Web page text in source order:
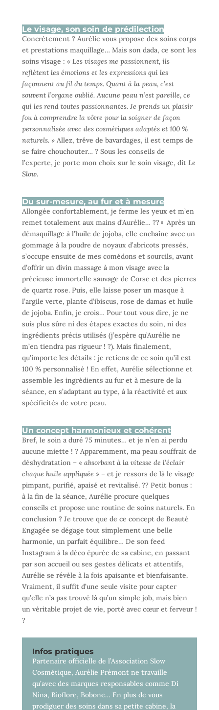
Le visage, son soin de prédilection
Concrètement ? Aurélie vous propose des soins corps
et prestations maquillage… Mais son dada, ce sont les
soins visage : « Les visages me passionnent, ils
reflètent les émotions et les expressions qui les
façonnent au fil du temps. Quant à la peau, c’est
souvent l’organe oublié. Aucune peau n’est pareille, ce
qui les rend toutes passionnantes. Je prends un plaisir
fou à comprendre la vôtre pour la soigner de façon
personnalisée avec des cosmétiques adaptés et 100 %
naturels. »Allez, trêve de bavardages, il est temps de
se faire chouchouter… ? Sous les conseils de
l’experte, je porte mon choix sur le soin visage, dit Le
Slow.
Du sur-mesure, au fur et à mesure
Allongée confortablement, je ferme les yeux et m’en
remet totalement aux mains d’Aurélie… ??‍♀️ Après un
démaquillage à l’huile de jojoba, elle enchaîne avec un
gommage à la poudre de noyaux d’abricots pressés,
s’occupe ensuite de mes comédons et sourcils, avant
d’offrir un divin massage à mon visage avec la
précieuse immortelle sauvage de Corse et des pierres
de quartz rose. Puis, elle laisse poser un masque à
l’argile verte, plante d’ibiscus, rose de damas et huile
de jojoba. Enfin, je crois… Pour tout vous dire, je ne
suis plus sûre ni des étapes exactes du soin, ni des
ingrédients précis utilisés (j’espère qu’Aurélie ne
m’en tiendra pas rigueur ! ?). Mais finalement,
qu’importe les détails : je retiens de ce soin qu’il est
100 % personnalisé ! En effet, Aurélie sélectionne et
assemble les ingrédients au fur et à mesure de la
séance, en s’adaptant au type, à la réactivité et aux
spécificités de votre peau.
Un concept harmonieux et cohérent
Bref, le soin a duré 75 minutes… et je n’en ai perdu
aucune miette ! ? Apparemment, ma peau souffrait de
déshydratation – « absorbant à la vitesse de l’éclair
chaque huile appliquée »– et je ressors de là le visage
pimpant, purifié, apaisé et revitalisé. ?? Petit bonus :
à la fin de la séance, Aurélie procure quelques
conseils et propose une routine de soins naturels. En
conclusion ? Je trouve que de ce concept de Beauté
Engagée se dégage tout simplement une belle
harmonie, un parfait équilibre… De son feed
Instagram à la déco épurée de sa cabine, en passant
par son accueil ou ses gestes délicats et attentifs,
Aurélie se révèle à la fois apaisante et bienfaisante.
Vraiment, il suffit d’une seule visite pour capter
qu’elle n’a pas trouvé là qu’un simple job, mais bien
un véritable projet de vie, porté avec cœur et ferveur !
?
Infos pratiques
Partenaire officielle de l’Association Slow
Cosmétique, Aurélie Prémont ne travaille
qu’avec des marques responsables comme Di
Nina, Bioflore, Bobone… En plus de vous
prodiguer des soins dans sa petite cabine, la